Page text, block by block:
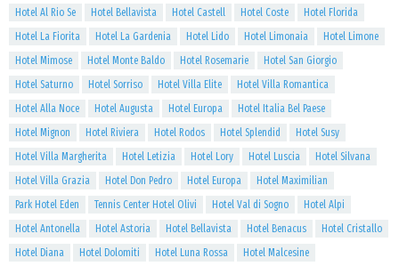
Hotel Al Rio Se
Hotel Bellavista Hotel Castell Hotel Coste
Hotel Florida
Hotel La Fiorita
Hotel La Gardenia Hotel Lido Hotel Limonaia
Hotel Limone
Hotel Mimose
Hotel Monte Baldo Hotel Rosemarie
Hotel San Giorgio
Hotel Saturno
Hotel Sorriso Hotel Villa Elite
Hotel Villa Romantica
Hotel Alla Noce
Hotel Augusta Hotel Europa
Hotel Italia Bel Paese
Hotel Mignon
Hotel Riviera Hotel Rodos Hotel Splendid
Hotel Susy
Hotel Villa Margherita
Hotel Letizia Hotel Lory Hotel Luscia
Hotel Silvana
Hotel Villa Grazia
Hotel Don Pedro Hotel Europa
Hotel Maximilian
Park Hotel Eden
Tennis Center Hotel Olivi Hotel Val di Sogno
Hotel Alpi
Hotel Antonella
Hotel Astoria Hotel Bellavista Hotel Benacus
Hotel Cristallo
Hotel Diana
Hotel Dolomiti Hotel Luna Rossa
Hotel Malcesine